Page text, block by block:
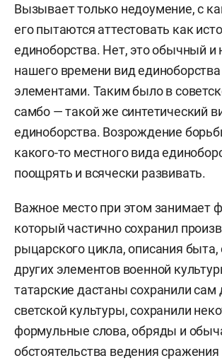
Вызывает только недоумение, с
его пытаются аттестовать как
единоборства. Нет, это обычный и
нашего времени вид
элементами. Таким было в
самбо — такой же синтетический
единоборства. Возрождение
какого-то местного вида
поощрять и всячески развивать.
Важное место при этом занимает
который частично сохранил
рыцарского цикла, описания быта,
других элементов военной
татарские дастаны сохранили сам
светской культуры, сохранили
формульные слова, обряды и
обстоятельства ведения сражения